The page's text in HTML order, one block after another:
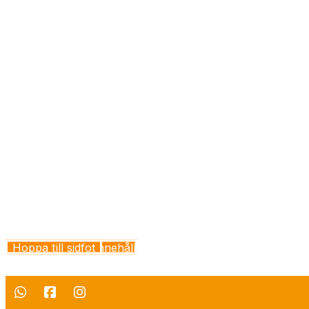
Hoppa till huvudinnehåll
Hoppa till sidfot
En större upplevelse